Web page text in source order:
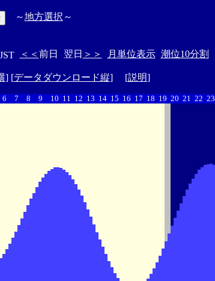
～地方選択 ～
＜＜ 前日 翌日 ＞＞ 月単位表示 潮位10分割
] [データダウンロード縦] [説明]
6 7 8 9 10 11 12 13 14 15 16 17 18 19 20 21 22 23